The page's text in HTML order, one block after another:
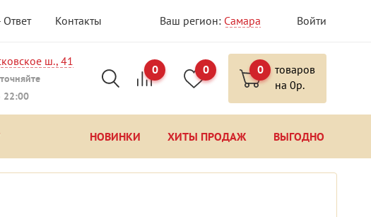
Контакты Ваш регион: Самара Войти
ш., 41
22:00
0 0 0
товаров
на 0р.
НОВИНКИ ХИТЫ ПРОДАЖ ВЫГОДНО